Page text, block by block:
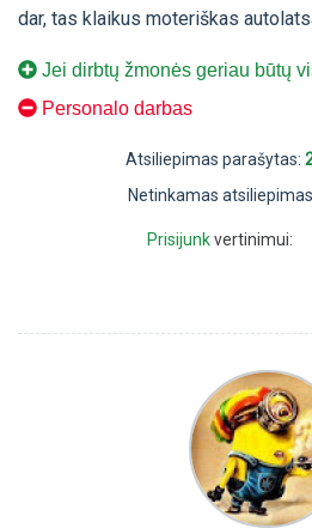
dar, tas klaikus moteriškas
Jei dirbtų žmonės geriau būtų
Personalo darbas
Atsiliepimas parašytas:
Netinkamas
Prisijunkvertinimui: